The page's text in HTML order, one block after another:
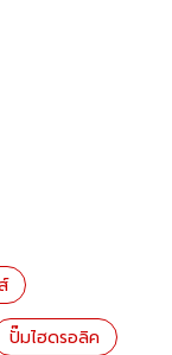
ปั๊มไฮดรอลิค